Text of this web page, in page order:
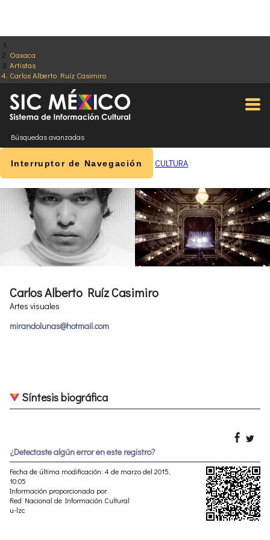
Oaxaca
Artistas
Carlos Alberto Ruíz Casimiro
Búsquedas avanzadas
Interruptor de Navegación CULTURA
Carlos Alberto Ruíz Casimiro
Artes visuales
mirandolunas@hotmail.com
Síntesis biográfica
¿Detectaste algún error en este registro?
Fecha de última modificación: 4 de marzo del 2015,
10:05
Información proporcionada por:
Red Nacional de Información Cultural
u-lzc